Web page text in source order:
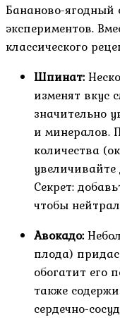
Бананово-ягодный
экспериментов.
классического
Шпинат:
изменят вкус
значительно
и минералов.
количества
увеличивайте
Секрет:
чтобы
Авокадо:
плода)
обогатит его
также
сердечно-